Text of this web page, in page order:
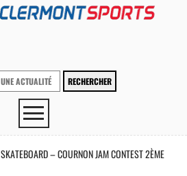
SKATEBOARD – COURNON JAM CONTEST 2ÈME